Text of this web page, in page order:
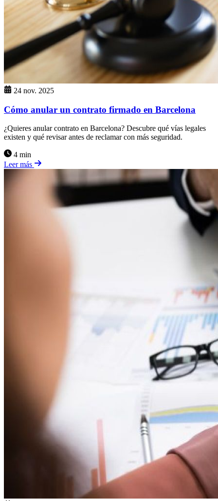
24 nov. 2025
Cómo anular un contrato firmado en Barcelona
¿Quieres anular contrato en Barcelona? Descubre qué vías legales
existen y qué revisar antes de reclamar con más seguridad.
4 min
Leer más